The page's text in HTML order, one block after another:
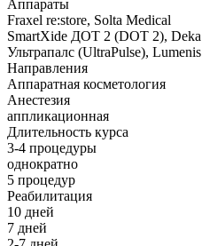
Аппараты
Fraxel re:store, Solta Medical
SmartXide ДОТ 2 (DOT 2), Deka
Ультрапалс (UltraPulse), Lumenis
Направления
Аппаратная косметология
Анестезия
аппликационная
Длительность курса
3-4 процедуры
однократно
5 процедур
Реабилитация
10 дней
7 дней